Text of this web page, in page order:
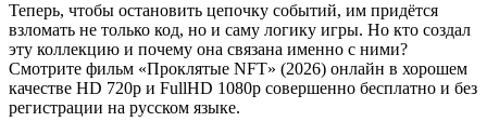
Теперь, чтобы остановить цепочку событий, им придётся
взломать не только код, но и саму логику игры. Но кто создал
эту коллекцию и почему она связана именно с ними?
Смотрите фильм «Проклятые NFT» (2026) онлайн в хорошем
качестве HD 720p и FullHD 1080p совершенно бесплатно и без
регистрации на русском языке.